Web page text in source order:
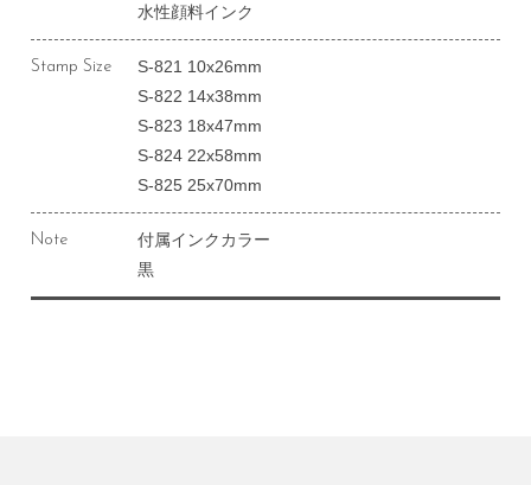
水性顔料インク
Stamp Size
S-821 10x26mm
S-822 14x38mm
S-823 18x47mm
S-824 22x58mm
S-825 25x70mm
Note
付属インクカラー
黒